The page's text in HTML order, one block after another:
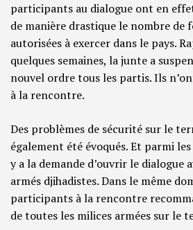
participants au dialogue ont en
de manière drastique le nombre
autorisées à exercer dans le pays.
quelques semaines, la junte a
nouvel ordre tous les partis. Ils
à la rencontre.
Des problèmes de sécurité sur le
également été évoqués. Et parmi
y a la demande d’ouvrir le dialogue
armés djihadistes. Dans le même
participants à la rencontre
de toutes les milices armées sur le